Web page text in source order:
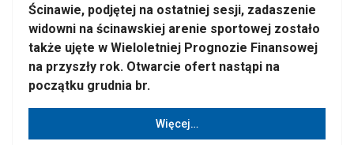
Ścinawie, podjętej na ostatniej sesji, zadaszenie
widowni na ścinawskiej arenie sportowej zostało
także ujęte w Wieloletniej Prognozie Finansowej
na przyszły rok. Otwarcie ofert nastąpi na
początku grudnia br.
Więcej…